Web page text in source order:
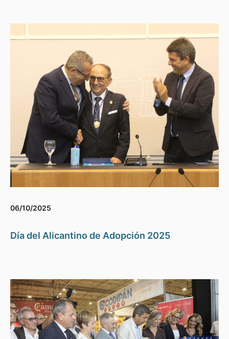
06/10/2025
Día del Alicantino de Adopción 2025